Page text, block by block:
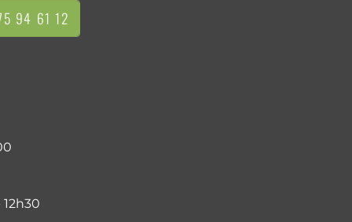
94 61 12